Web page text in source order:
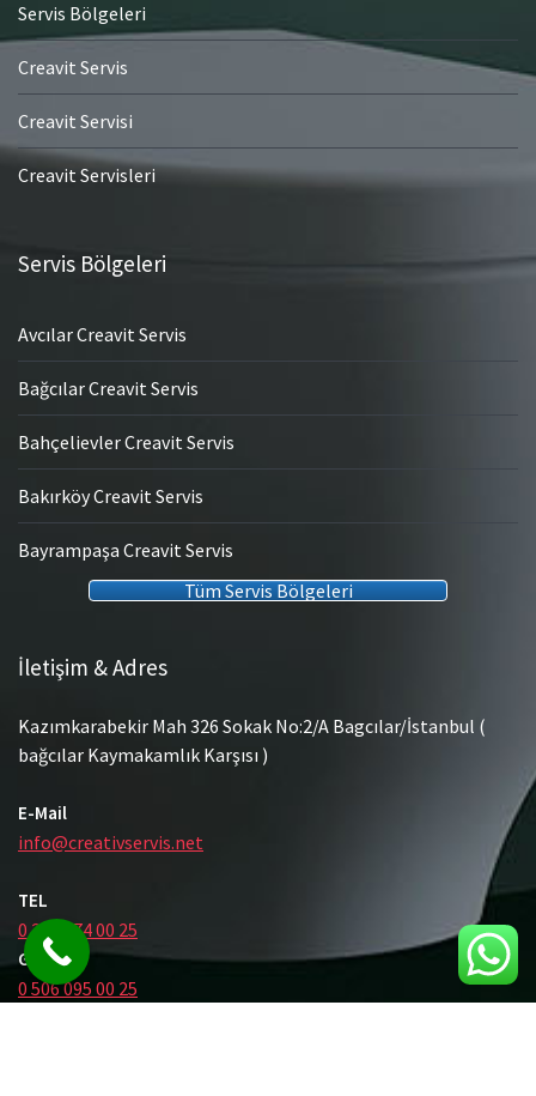
Servis Bölgeleri
Creavit Servis
Creavit Servisi
Creavit Servisleri
Servis Bölgeleri
Avcılar Creavit Servis
Bağcılar Creavit Servis
Bahçelievler Creavit Servis
Bakırköy Creavit Servis
Bayrampaşa Creavit Servis
Tüm Servis Bölgeleri
İletişim & Adres
Kazımkarabekir Mah 326 Sokak No:2/A Bagcılar/İstanbul (
bağcılar Kaymakamlık Karşısı )
E-Mail
info@creativservis.net
TEL
0 212 474 00 25
GSM
0 506 095 00 25